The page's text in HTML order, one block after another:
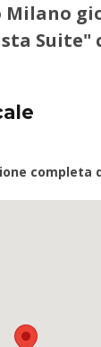
Suite"
completa